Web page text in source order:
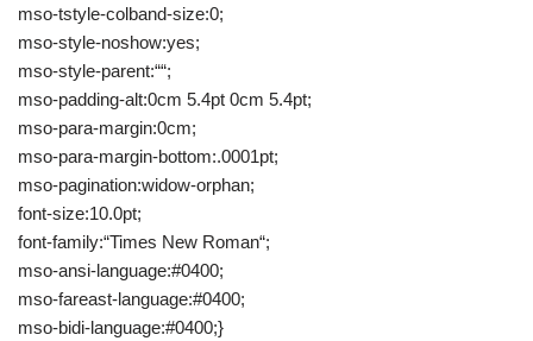
mso-tstyle-colband-size:0;
mso-style-noshow:yes;
mso-style-parent:““;
mso-padding-alt:0cm 5.4pt 0cm 5.4pt;
mso-para-margin:0cm;
mso-para-margin-bottom:.0001pt;
mso-pagination:widow-orphan;
font-size:10.0pt;
font-family:“Times New Roman“;
mso-ansi-language:#0400;
mso-fareast-language:#0400;
mso-bidi-language:#0400;}